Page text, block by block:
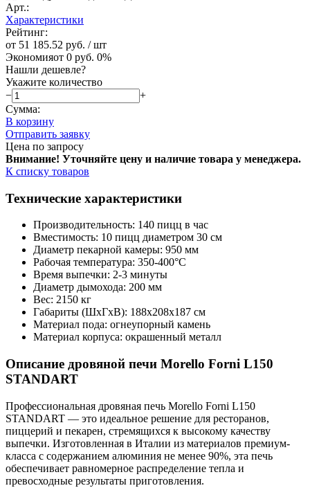
Арт.:
Характеристики
Рейтинг:
от 51 185.52 руб. / шт
Экономияот 0 руб. 0%
Нашли дешевле?
Укажите количество
−
+
Сумма:
В корзину
Отправить заявку
Цена по запросу
Внимание! Уточняйте цену и наличие товара у менеджера.
К списку товаров
Технические характеристики
Производительность: 140 пицц в час
Вместимость: 10 пицц диаметром 30 см
Диаметр пекарной камеры: 950 мм
Рабочая температура: 350-400°C
Время выпечки: 2-3 минуты
Диаметр дымохода: 200 мм
Вес: 2150 кг
Габариты (ШxГxВ): 188x208x187 см
Материал пода: огнеупорный камень
Материал корпуса: окрашенный металл
Описание дровяной печи Morello Forni L150
STANDART
Профессиональная дровяная печь Morello Forni L150
STANDART — это идеальное решение для ресторанов,
пиццерий и пекарен, стремящихся к высокому качеству
выпечки. Изготовленная в Италии из материалов премиум-
класса с содержанием алюминия не менее 90%, эта печь
обеспечивает равномерное распределение тепла и
превосходные результаты приготовления.